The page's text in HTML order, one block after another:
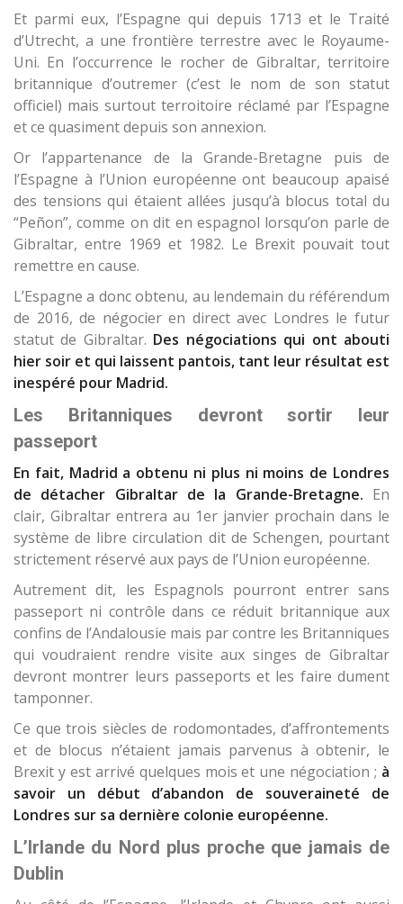
Et parmi eux, l’Espagne qui depuis 1713 et le Traité
d’Utrecht, a une frontière terrestre avec le Royaume-
Uni. En l’occurrence le rocher de Gibraltar, territoire
britannique d’outremer (c’est le nom de son statut
officiel) mais surtout terroitoire réclamé par l’Espagne
et ce quasiment depuis son annexion.
Or l’appartenance de la Grande-Bretagne puis de
l’Espagne à l’Union européenne ont beaucoup apaisé
des tensions qui étaient allées jusqu’à blocus total du
“Peñon”, comme on dit en espagnol lorsqu’on parle de
Gibraltar, entre 1969 et 1982. Le Brexit pouvait tout
remettre en cause.
L’Espagne a donc obtenu, au lendemain du référendum
de 2016, de négocier en direct avec Londres le futur
statut de Gibraltar. Des négociations qui ont abouti
hier soir et qui laissent pantois, tant leur résultat est
inespéré pour Madrid.
Les Britanniques devront sortir leur
passeport
En fait, Madrid a obtenu ni plus ni moins de Londres
de détacher Gibraltar de la Grande-Bretagne. En
clair, Gibraltar entrera au 1er janvier prochain dans le
système de libre circulation dit de Schengen, pourtant
strictement réservé aux pays de l’Union européenne.
Autrement dit, les Espagnols pourront entrer sans
passeport ni contrôle dans ce réduit britannique aux
confins de l’Andalousie mais par contre les Britanniques
qui voudraient rendre visite aux singes de Gibraltar
devront montrer leurs passeports et les faire dument
tamponner.
Ce que trois siècles de rodomontades, d’affrontements
et de blocus n’étaient jamais parvenus à obtenir, le
Brexit y est arrivé quelques mois et une négociation ; à
savoir un début d’abandon de souveraineté de
Londres sur sa dernière colonie européenne.
L’Irlande du Nord plus proche que jamais de
Dublin